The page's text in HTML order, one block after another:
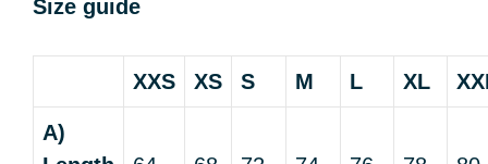
Size guide
XXS XS S M L XL
A)